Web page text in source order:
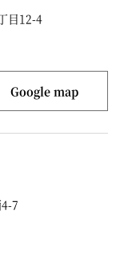
目12-4
Google map
7